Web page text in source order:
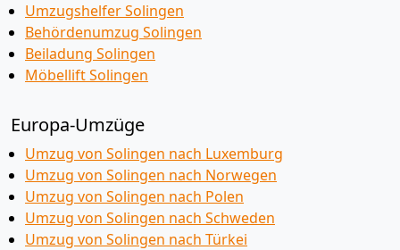
Umzugshelfer Solingen
Behördenumzug Solingen
Beiladung Solingen
Möbellift Solingen
Europa-Umzüge
Umzug von Solingen nach Luxemburg
Umzug von Solingen nach Norwegen
Umzug von Solingen nach Polen
Umzug von Solingen nach Schweden
Umzug von Solingen nach Türkei